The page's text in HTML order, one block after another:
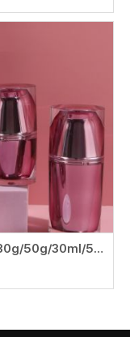
아크릴 이중 크림 에센스 앰플병 세트 15g/30g/50g/30ml/50ml/100ml